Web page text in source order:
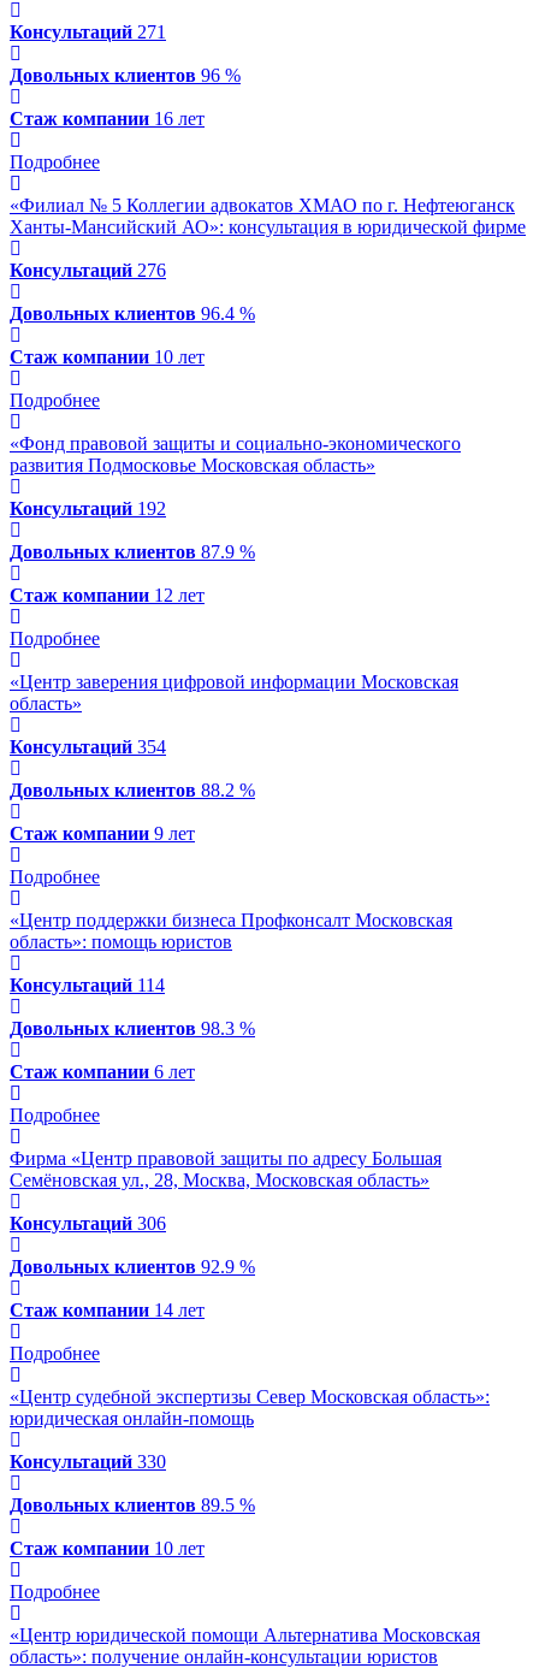
Консультаций 271
Довольных клиентов 96 %
Стаж компании 16 лет
Подробнее
«Филиал № 5 Коллегии адвокатов ХМАО по г. Нефтеюганск
Ханты-Мансийский АО»: консультация в юридической фирме
Консультаций 276
Довольных клиентов 96.4 %
Стаж компании 10 лет
Подробнее
«Фонд правовой защиты и социально-экономического
развития Подмосковье Московская область»
Консультаций 192
Довольных клиентов 87.9 %
Стаж компании 12 лет
Подробнее
«Центр заверения цифровой информации Московская
область»
Консультаций 354
Довольных клиентов 88.2 %
Стаж компании 9 лет
Подробнее
«Центр поддержки бизнеса Профконсалт Московская
область»: помощь юристов
Консультаций 114
Довольных клиентов 98.3 %
Стаж компании 6 лет
Подробнее
Фирма «Центр правовой защиты по адресу Большая
Семёновская ул., 28, Москва, Московская область»
Консультаций 306
Довольных клиентов 92.9 %
Стаж компании 14 лет
Подробнее
«Центр судебной экспертизы Север Московская область»:
юридическая онлайн-помощь
Консультаций 330
Довольных клиентов 89.5 %
Стаж компании 10 лет
Подробнее
«Центр юридической помощи Альтернатива Московская
область»: получение онлайн-консультации юристов